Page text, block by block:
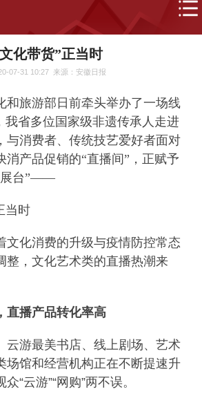
化带货”正当时
07-31 10:27 来源：安徽日报
和旅游部日前牵头举办了一场线
我省多位国家级非遗传承人走进
与消费者、传统技艺爱好者面对
消产品促销的“直播间”，正赋予
展台”——
时
化消费的升级与疫情防控常态
整，文化艺术类的直播热潮来
直播产品转化率高
游最美书店、线上剧场、艺术
馆和经营机构正在不断提速升
“云游”“网购”两不误。